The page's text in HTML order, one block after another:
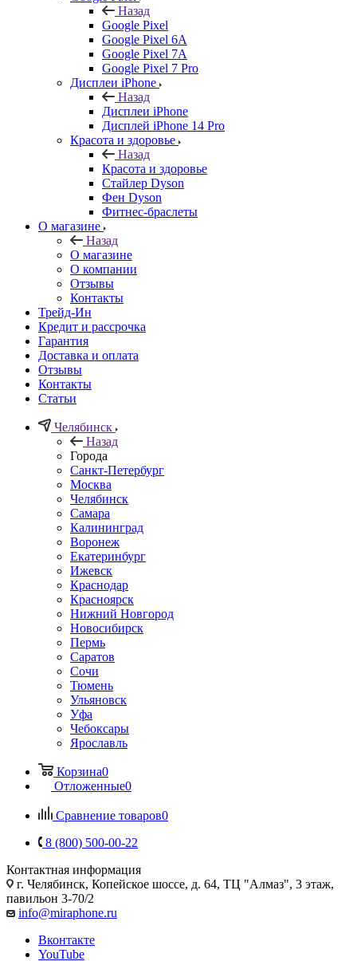
Назад
Google Pixel
Google Pixel 6A
Google Pixel 7А
Google Pixel 7 Pro
Дисплеи iPhone
Назад
Дисплеи iPhone
Дисплей iPhone 14 Pro
Красота и здоровье
Назад
Красота и здоровье
Стайлер Dyson
Фен Dyson
Фитнес-браслеты
О магазине
Назад
О магазине
О компании
Отзывы
Контакты
Трейд-Ин
Кредит и рассрочка
Гарантия
Доставка и оплата
Отзывы
Контакты
Статьи
Челябинск
Назад
Города
Санкт-Петербург
Москва
Челябинск
Самара
Калининград
Воронеж
Екатеринбург
Ижевск
Краснодар
Красноярск
Нижний Новгород
Новосибирск
Пермь
Саратов
Сочи
Тюмень
Ульяновск
Уфа
Чебоксары
Ярославль
Корзина0
Отложенные0
Сравнение товаров0
8 (800) 500-00-22
Контактная информация
г. Челябинск, Копейское шоссе, д. 64, ТЦ "Алмаз", 3 этаж,
павильон 3-70/2
info@miraphone.ru
Вконтакте
YouTube